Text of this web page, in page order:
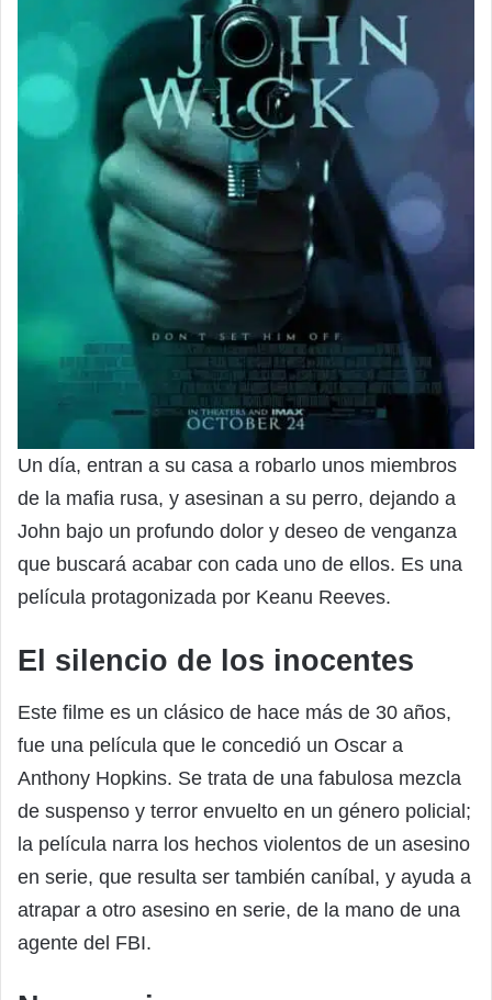
Un día, entran a su casa a robarlo unos miembros
de la mafia rusa, y asesinan a su perro, dejando a
John bajo un profundo dolor y deseo de venganza
que buscará acabar con cada uno de ellos. Es una
película protagonizada por Keanu Reeves.
El silencio de los inocentes
Este filme es un clásico de hace más de 30 años,
fue una película que le concedió un Oscar a
Anthony Hopkins. Se trata de una fabulosa mezcla
de suspenso y terror envuelto en un género policial;
la película narra los hechos violentos de un asesino
en serie, que resulta ser también caníbal, y ayuda a
atrapar a otro asesino en serie, de la mano de una
agente del FBI.